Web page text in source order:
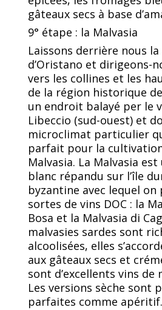
gâteaux secs à base
9° étape : la Malvasia
Laissons derrière nous la
d’Oristano et dirigeons-
vers les collines et les
de la région historique
un endroit balayé per le
Libeccio (sud-ouest) et
microclimat particulier
parfait pour la
Malvasia. La Malvasia
blanc répandu sur l’île
byzantine avec lequel
sortes de vins DOC : la
Bosa et la Malvasia di
malvasies sardes sont
alcoolisées, elles
aux gâteaux secs et
sont d’excellents vins de
Les versions sèche sont
parfaites comme apéritif.